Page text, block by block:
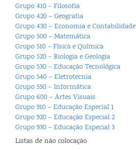
Grupo 410 – Filosofia
Grupo 420 – Geografia
Grupo 430 – Economia e Contabilidade
Grupo 500 – Matemática
Grupo 510 – Física e Química
Grupo 520 – Biologia e Geologia
Grupo 530 – Educação Tecnológica
Grupo 540 – Eletrotecnia
Grupo 550 – Informática
Grupo 600 – Artes Visuais
Grupo 910 – Educação Especial 1
Grupo 920 – Educação Especial 2
Grupo 930 – Educação Especial 3
Listas de não colocação